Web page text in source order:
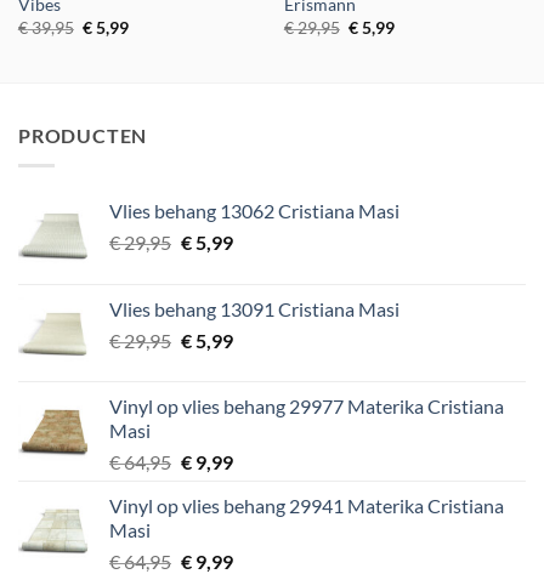
Vibes
€39,95 Oorspronkelijke
prijs
€5,99Huidige
Erismann
€29,95 Oorspronkelijke
prijs
€5,99Huidige
PRODUCTEN
Vlies behang 13062 Cristiana Masi
€29,95 Oorspronkelijke
€ 29,95.
€5,99Huidige
€ 5,99.
Vlies behang 13091 Cristiana Masi
€29,95 Oorspronkelijke
€ 29,95.
€5,99Huidige
€ 5,99.
Vinyl op vlies behang 29977 Materika Cristiana
Masi
€64,95 Oorspronkelijke
was:
€9,99Huidige
is:
Vinyl op vlies behang 29941 Materika Cristiana
Masi
€64,95 Oorspronkelijke
€9,99Huidige